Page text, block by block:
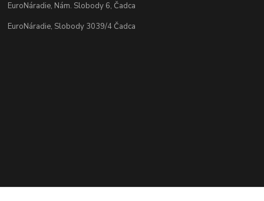
EuroNáradie, Nám. Slobody 6, Čadca
EuroNáradie, Slobody 3039/4 Čadca